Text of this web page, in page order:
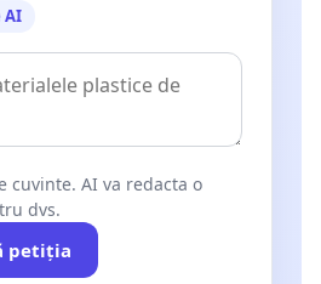
AI
cuvinte. AI va redacta o
dvs.
petiția